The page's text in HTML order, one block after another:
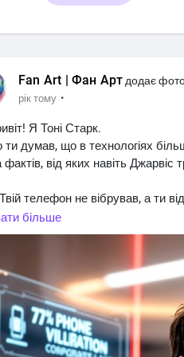
Fan Art | Фан Арт додає
рік тому ·
Я Тоні Старк.
ти думав, що в технологіях
фактів, від яких навіть
телефон не вібрував, а ти
що приходить
в тих, хто не випускає
штаб-квартирі Google в
уклала контракт із фермою,
траву в порядку. Тихо,
колись робили не
більше